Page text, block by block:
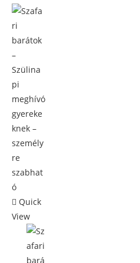
Quick
View